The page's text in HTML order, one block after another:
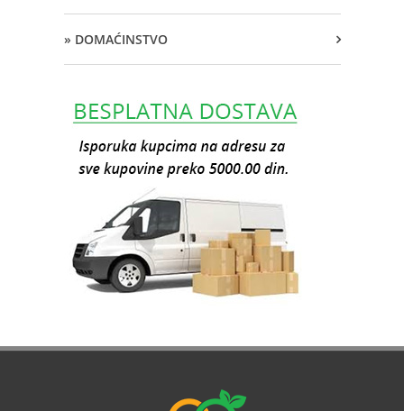
» DOMAĆINSTVO